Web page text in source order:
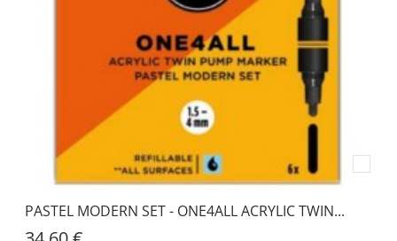
PASTEL MODERN SET - ONE4ALL ACRYLIC TWIN...